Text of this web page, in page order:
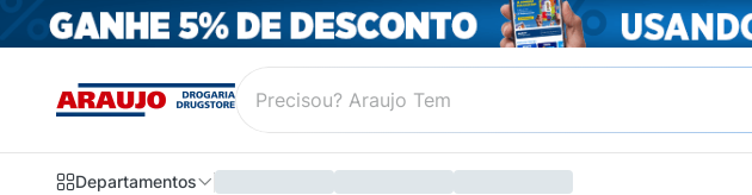
Departamentos